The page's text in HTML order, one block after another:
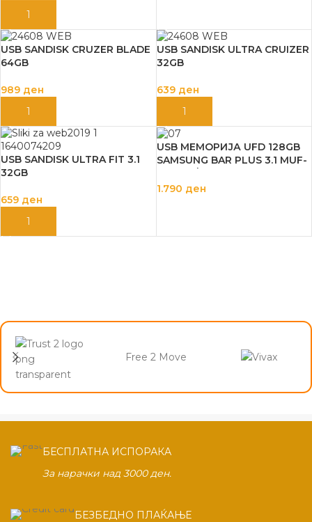
ДОДАЈ ВО КОШНИЦА
USB SANDISK CRUZER BLADE
64GB
989 ден
ДОДАЈ ВО КОШНИЦА
USB SANDISK ULTRA CRUIZER
32GB
639 ден
ДОДАЈ ВО КОШНИЦА
USB SANDISK ULTRA FIT 3.1
32GB
659 ден
ДОДАЈ ВО КОШНИЦА
USB МЕМОРИЈА UFD 128GB
SAMSUNG BAR PLUS 3.1 MUF-
1.790 ден
Free 2 Move
БЕСПЛАТНА ИСПОРАКА
За нарачки над 3000 ден.
БЕЗБЕДНО ПЛАЌАЊЕ